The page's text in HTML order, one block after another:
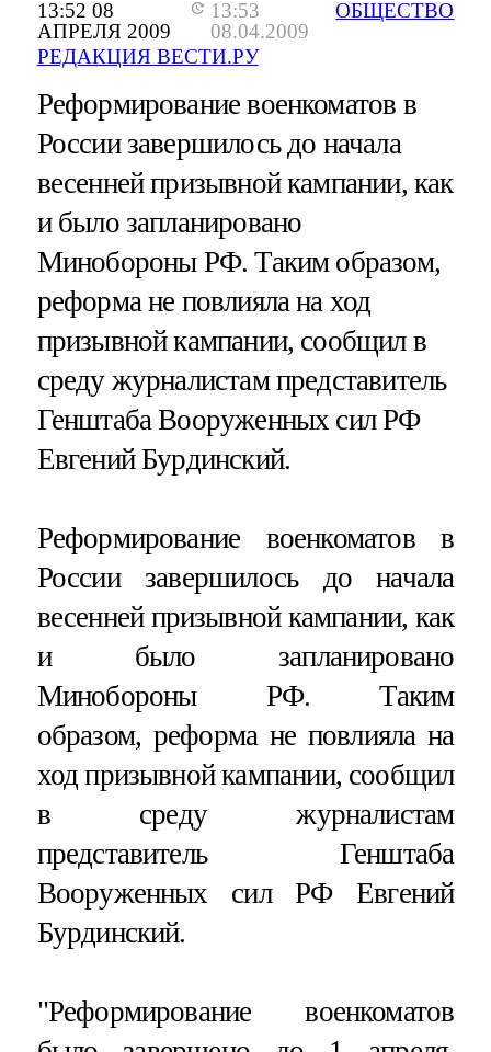
13:52 08
АПРЕЛЯ 2009
13:53
08.04.2009
РЕДАКЦИЯ ВЕСТИ.РУ
ОБЩЕСТВО
Реформирование военкоматов в
России завершилось до начала
весенней призывной кампании, как
и было запланировано
Минобороны РФ. Таким образом,
реформа не повлияла на ход
призывной кампании, сообщил в
среду журналистам представитель
Генштаба Вооруженных сил РФ
Евгений Бурдинский.
Реформирование военкоматов в
России завершилось до начала
весенней призывной кампании, как
и было запланировано
Минобороны РФ. Таким
образом, реформа не повлияла на
ход призывной кампании, сообщил
в среду журналистам
представитель Генштаба
Вооруженных сил РФ Евгений
Бурдинский.
"Реформирование военкоматов